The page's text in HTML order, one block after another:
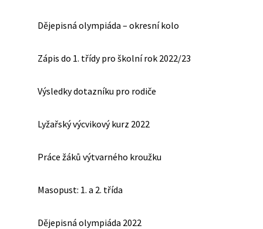
Dějepisná olympiáda – okresní kolo
Zápis do 1. třídy pro školní rok 2022/23
Výsledky dotazníku pro rodiče
Lyžařský výcvikový kurz 2022
Práce žáků výtvarného kroužku
Masopust: 1. a 2. třída
Dějepisná olympiáda 2022